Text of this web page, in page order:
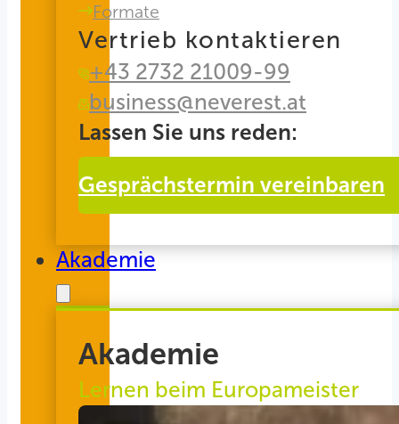
Formate
Vertrieb kontaktieren
+43 2732 21009-99
business@neverest.at
Lassen Sie uns reden:
Gesprächstermin vereinbaren
Akademie
Akademie
Lernen beim Europameister